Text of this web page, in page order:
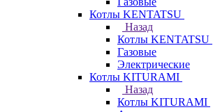
Котлы KENTATSU
Назад
Котлы KENTATSU
Газовые
Электрические
Котлы KITURAMI
Назад
Котлы KITURAMI